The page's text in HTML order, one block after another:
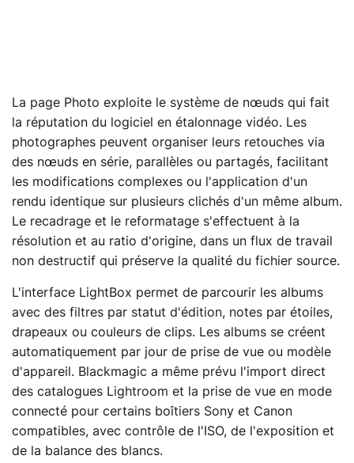
La page Photo exploite le système de nœuds qui fait
la réputation du logiciel en étalonnage vidéo. Les
photographes peuvent organiser leurs retouches via
des nœuds en série, parallèles ou partagés, facilitant
les modifications complexes ou l'application d'un
rendu identique sur plusieurs clichés d'un même album.
Le recadrage et le reformatage s'effectuent à la
résolution et au ratio d'origine, dans un flux de travail
non destructif qui préserve la qualité du fichier source.
L'interface LightBox permet de parcourir les albums
avec des filtres par statut d'édition, notes par étoiles,
drapeaux ou couleurs de clips. Les albums se créent
automatiquement par jour de prise de vue ou modèle
d'appareil. Blackmagic a même prévu l'import direct
des catalogues Lightroom et la prise de vue en mode
connecté pour certains boîtiers Sony et Canon
compatibles, avec contrôle de l'ISO, de l'exposition et
de la balance des blancs.